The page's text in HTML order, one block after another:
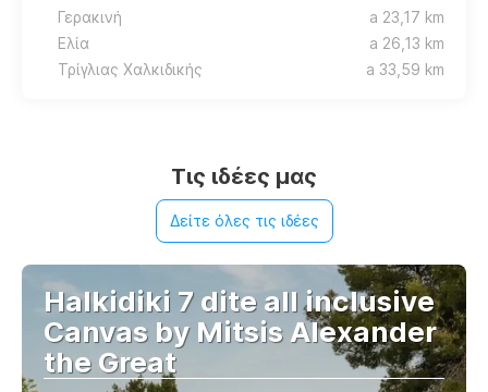
Γερακινή
a 23,17 km
Ελία
a 26,13 km
Τρίγλιας Χαλκιδικής
a 33,59 km
Τις ιδέες μας
Δείτε όλες τις ιδέες
Halkidiki 7 dite all inclusive
Canvas by Mitsis Alexander
the Great